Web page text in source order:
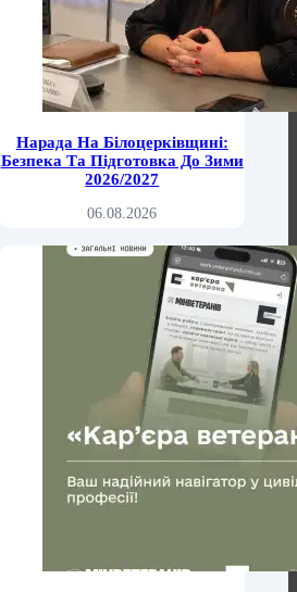
Нарада На Білоцерківщині:
Безпека Та Підготовка До Зими
2026/2027
06.08.2026